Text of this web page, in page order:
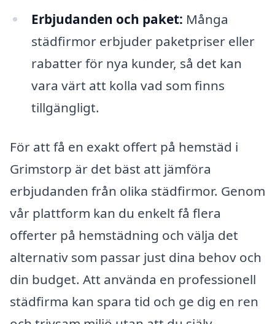
Erbjudanden och paket: Många
städfirmor erbjuder paketpriser eller
rabatter för nya kunder, så det kan
vara värt att kolla vad som finns
tillgängligt.
För att få en exakt offert på hemstäd i
Grimstorp är det bäst att jämföra
erbjudanden från olika städfirmor. Genom
vår plattform kan du enkelt få flera
offerter på hemstädning och välja det
alternativ som passar just dina behov och
din budget. Att använda en professionell
städfirma kan spara tid och ge dig en ren